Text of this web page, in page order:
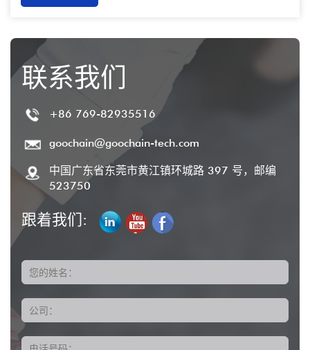
联系我们
+86 769-82935516
goochain@goochain-tech.com
中国广东省东莞市黄江镇环城路 397 号，邮编
523750
跟着我们:
您的姓名：
公司：